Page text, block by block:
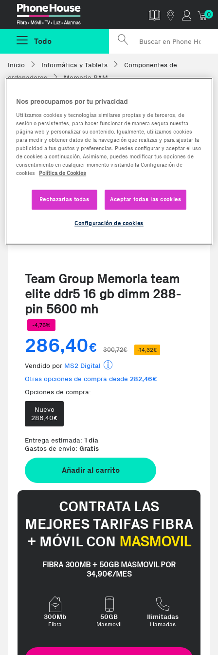
0
Todo
Inicio Informática y Tablets
Componentes de
ordenadores
Memoria RAM
Team Group Memoria team
elite ddr5 16 gb dimm 288-
pin 5600 mh
-4,76%
286,40€ 300,72€ -14,32€
Vendido por MS2 Digital
Otras opciones de compra desde 282,46€
Opciones de compra:
Nuevo
286,40€
Entrega estimada: 1 día
Gastos de envio: Gratis
Añadir al carrito
CONTRATA LAS
MEJORES TARIFAS FIBRA
+ MÓVIL CON MASMOVIL
FIBRA 300MB + 50GB MASMOVIL POR
34,90€/MES
300Mb
Fibra
50GB
Masmovil
Ilimitadas
Llamadas
Nos preocupamos por tu privacidad
Utilizamos cookies y tecnologías similares propias y de terceros, de
sesión o persistentes, para hacer funcionar de manera segura nuestra
página web y personalizar su contenido. Igualmente, utilizamos cookies
para medir y obtener datos de la navegación que realizas y para ajustar la
publicidad a tus gustos y preferencias. Puedes configurar y aceptar el uso
de cookies a continuación. Asimismo, puedes modificar tus opciones de
consentimiento en cualquier momento visitando la Configuración de
cookies
Política de Cookies
Rechazarlas todas Aceptar todas las cookies
Configuración de cookies